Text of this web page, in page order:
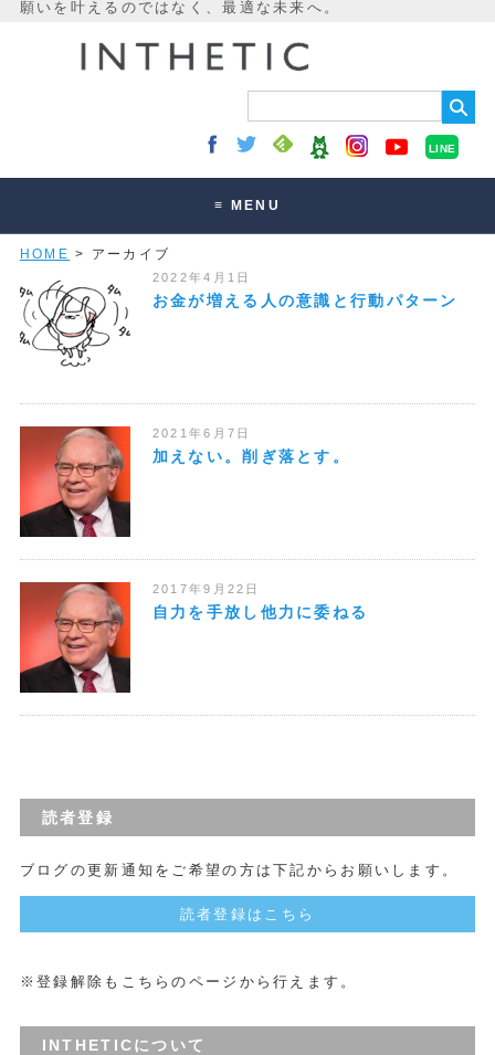
LINE
≡ MENU
講座・セッション
オンラインサロン
HOME > アーカイブ
2022年4月1日
お金が増える人の意識と行動パターン
2021年6月7日
加えない。削ぎ落とす。
2017年9月22日
自力を手放し他力に委ねる
読者登録
ブログの更新通知をご希望の方は下記からお願いします。
読者登録はこちら
※登録解除もこちらのページから行えます。
INTHETICについて